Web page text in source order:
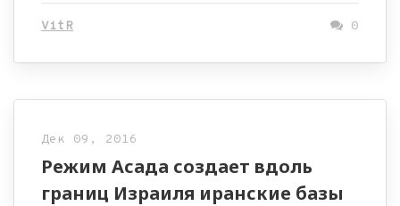
VitR 0
Дек 09, 2016
Режим Асада создает вдоль
границ Израиля иранские базы